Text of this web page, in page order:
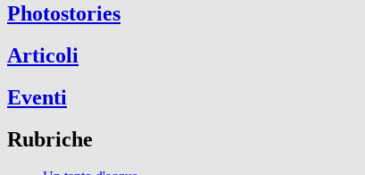
Photostories
Articoli
Eventi
Rubriche